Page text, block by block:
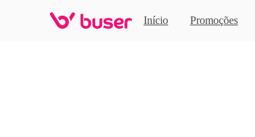
Início Promoções
Home